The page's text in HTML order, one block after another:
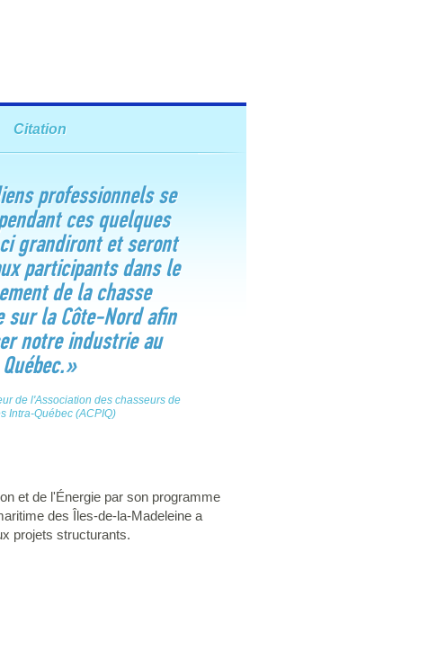
Citation
professionnels se
ces quelques
grandiront et seront
participants dans le
de la chasse
sur la Côte-Nord afin
notre industrie au
Québec.»
de l'Association des chasseurs de
Intra-Québec (ACPIQ)
et de l'Énergie par son programme
des Îles-de-la-Madeleine a
projets structurants.